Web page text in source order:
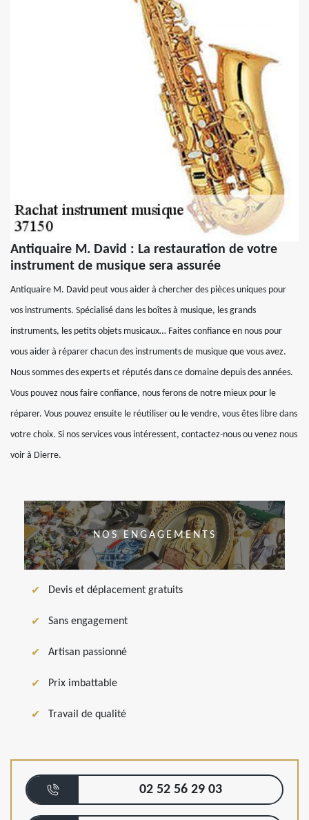
Antiquaire M. David : La restauration de votre
instrument de musique sera assurée
Antiquaire M. David peut vous aider à chercher des pièces uniques pour
vos instruments. Spécialisé dans les boîtes à musique, les grands
instruments, les petits objets musicaux… Faites confiance en nous pour
vous aider à réparer chacun des instruments de musique que vous avez.
Nous sommes des experts et réputés dans ce domaine depuis des années.
Vous pouvez nous faire confiance, nous ferons de notre mieux pour le
réparer. Vous pouvez ensuite le réutiliser ou le vendre, vous êtes libre dans
votre choix. Si nos services vous intéressent, contactez-nous ou venez nous
voir à Dierre.
NOS ENGAGEMENTS
Devis et déplacement gratuits
Sans engagement
Artisan passionné
Prix imbattable
Travail de qualité
02 52 56 29 03